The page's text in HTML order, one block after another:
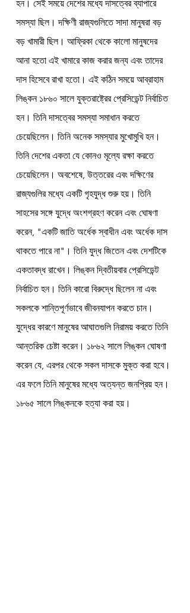
হন। সেই সময়ে দেশের মধ্যে দাসত্বের ব্যাপারে
সমস্যা ছিল। দক্ষিণী রাজ্যগুলিতে সাদা মানুষরা বড়
বড় খামারী ছিল। আফ্রিকা থেকে কালো মানুষদের
আনা হতো এই খামারে কাজ করার জন্য এবং তাদের
দাস হিসেবে রাখা হতো। এই কঠিন সময়ে আব্রাহাম
লিঙ্কন ১৮৬০ সালে যুক্তরাষ্ট্রের প্রেসিডেন্ট নির্বাচিত
হন। তিনি দাসত্বের সমস্যা সমাধান করতে
চেয়েছিলেন। তিনি অনেক সমস্যার মুখোমুখি হন।
তিনি দেশের একতা যে কোনও মূল্যে রক্ষা করতে
চেয়েছিলেন। অবশেষে, উত্তরের এবং দক্ষিণের
রাজ্যগুলির মধ্যে একটি গৃহযুদ্ধ শুরু হয়। তিনি
সাহসের সঙ্গে যুদ্ধে অংশগ্রহণ করেন এবং ঘোষণা
করেন, "একটি জাতি অর্ধেক স্বাধীন এবং অর্ধেক দাস
থাকতে পারে না"। তিনি যুদ্ধ জিতেন এবং দেশটিকে
একতাবদ্ধ রাখেন। লিঙ্কন দ্বিতীয়বার প্রেসিডেন্ট
নির্বাচিত হন। তিনি কারো বিরুদ্ধে ছিলেন না এবং
সকলকে শান্তিপূর্ণভাবে জীবনযাপন করতে চান।
যুদ্ধের কারণে মানুষের আঘাতগুলি নিরাময় করতে তিনি
আন্তরিক চেষ্টা করেন। ১৮৬২ সালে লিঙ্কন ঘোষণা
করেন যে, এরপর থেকে সকল দাসকে মুক্ত করা হবে।
এর ফলে তিনি মানুষের মধ্যে অত্যন্ত জনপ্রিয় হন।
১৮৬৫ সালে লিঙ্কনকে হত্যা করা হয়।